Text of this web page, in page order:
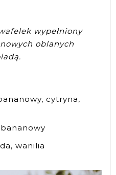
wypełniony
oblanych
cytryna,
wanilia